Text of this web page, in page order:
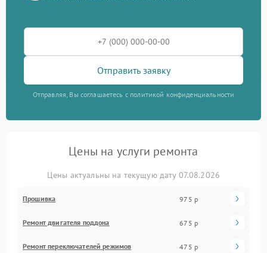
Отправить заявку
Отправляя, Вы соглашаетесь с политикой конфиденциальности
Цены на услуги ремонта
Цены актуальны на текущую дату 07.08.2026
Прошивка 975 р
Ремонт двигателя поддона 675 р
Ремонт переключателей режимов 475 р